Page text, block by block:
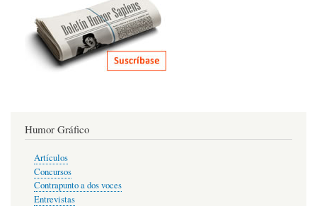
Humor Gráfico
Artículos
Concursos
Contrapunto a dos voces
Entrevistas